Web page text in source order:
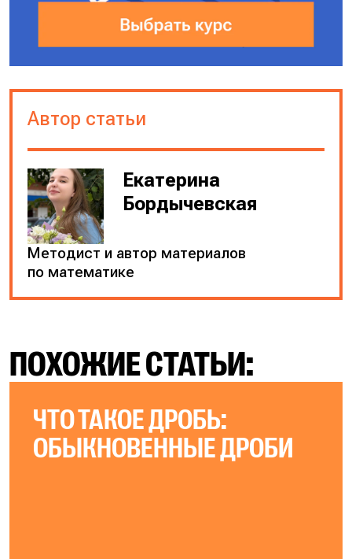
Автор статьи
Екатерина
Бордычевская
Методист и автор материалов
по математике
ПОХОЖИЕ СТАТЬИ:
ЧТО ТАКОЕ ДРОБЬ:
ОБЫКНОВЕННЫЕ ДРОБИ